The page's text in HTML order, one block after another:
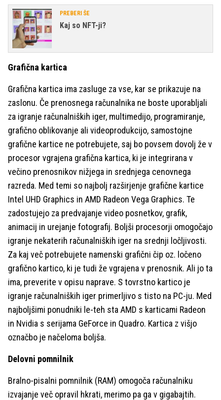
PREBERI ŠE
Kaj so NFT-ji?
Grafična kartica
Grafična kartica ima zasluge za vse, kar se prikazuje na
zaslonu. Če prenosnega računalnika ne boste uporabljali
za igranje računalniških iger, multimedijo, programiranje,
grafično oblikovanje ali videoprodukcijo, samostojne
grafične kartice ne potrebujete, saj bo povsem dovolj že v
procesor vgrajena grafična kartica, ki je integrirana v
večino prenosnikov nižjega in srednjega cenovnega
razreda. Med temi so najbolj razširjenje grafične kartice
Intel UHD Graphics in AMD Radeon Vega Graphics. Te
zadostujejo za predvajanje video posnetkov, grafik,
animacij in urejanje fotografij. Boljši procesorji omogočajo
igranje nekaterih računalniških iger na srednji ločljivosti.
Za kaj več potrebujete namenski grafični čip oz. ločeno
grafično kartico, ki je tudi že vgrajena v prenosnik. Ali jo ta
ima, preverite v opisu naprave. S tovrstno kartico je
igranje računalniških iger primerljivo s tisto na PC-ju. Med
najboljšimi ponudniki le-teh sta AMD s karticami Radeon
in Nvidia s serijama GeForce in Quadro. Kartica z višjo
označbo je načeloma boljša.
Delovni pomnilnik
Bralno-pisalni pomnilnik (RAM) omogoča računalniku
izvajanje več opravil hkrati, merimo pa ga v gigabajtih.